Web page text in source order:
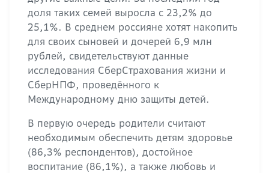
доля таких семей выросла с 23,2% до
25,1%. В среднем россияне хотят накопить
для своих сыновей и дочерей 6,9 млн
рублей, свидетельствуют данные
исследования СберСтрахования жизни и
СберНПФ, проведённого к
Международному дню защиты детей.
В первую очередь родители считают
необходимым обеспечить детям здоровье
(86,3% респондентов), достойное
воспитание (86,1%), а также любовь и